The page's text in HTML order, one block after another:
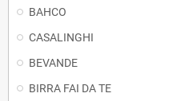
BAHCO
CASALINGHI
BEVANDE
BIRRA FAI DA TE